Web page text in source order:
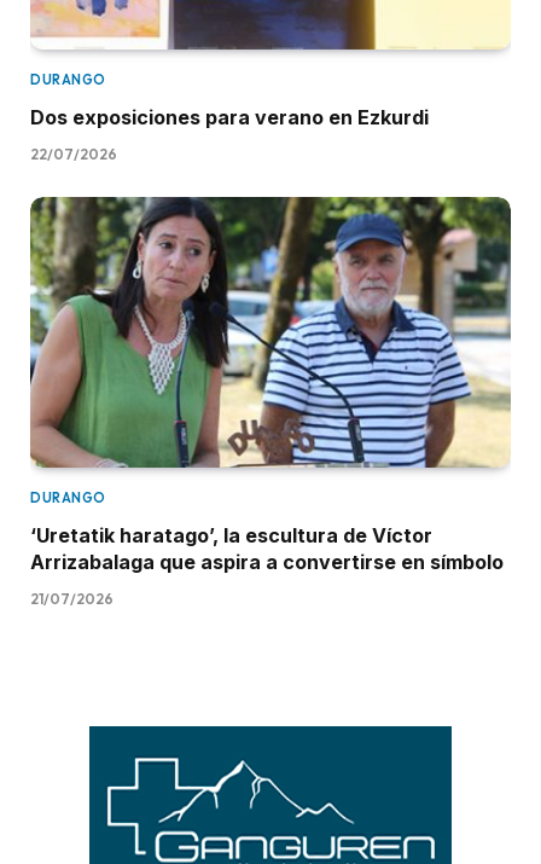
DURANGO
Dos exposiciones para verano en Ezkurdi
22/07/2026
DURANGO
‘Uretatik haratago’, la escultura de Víctor
Arrizabalaga que aspira a convertirse en símbolo
21/07/2026